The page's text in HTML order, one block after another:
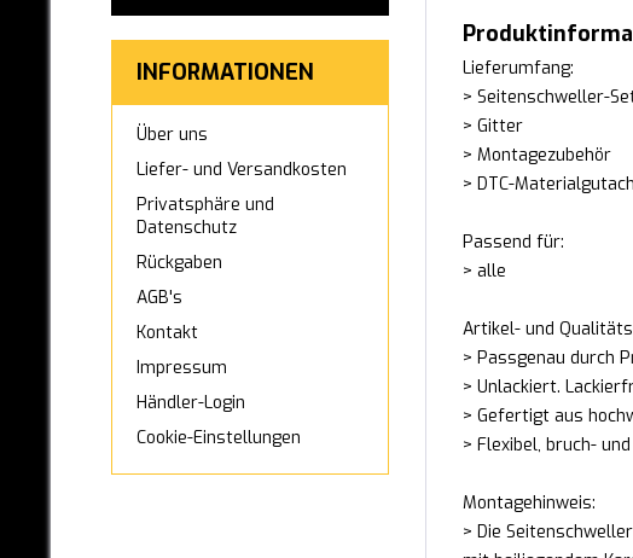
IVECO
JAGUAR
LEXUS
MAN
MAZDA
INFORMATIONEN
Über uns
Liefer- und Versandkosten
Privatsphäre und
Datenschutz
Rückgaben
AGB's
Kontakt
Impressum
Händler-Login
Cookie-Einstellungen
Lieferumfang:
> Seitenschweller-
> Gitter
> Montagezubehör
> DTC-
Passend für:
> alle
Artikel- und
> Passgenau durch
> Unlackiert.
> Gefertigt aus
> Flexibel, bruch-
Montagehinweis:
> Die